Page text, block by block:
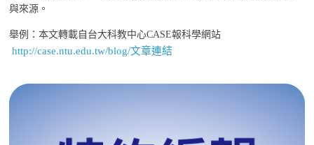
與來源。
舉例：本文轉載自台大科教中心CASE報科學網站
http://case.ntu.edu.tw/blog/文章連結